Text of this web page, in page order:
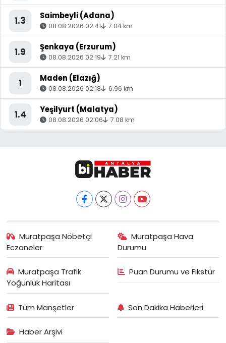
1.3 Saimbeyli (Adana)
08.08.2026 02:41 7.04 km
1.9 Şenkaya (Erzurum)
08.08.2026 02:19 7.21 km
1 Maden (Elazığ)
08.08.2026 02:18 6.96 km
1.4 Yeşilyurt (Malatya)
08.08.2026 02:06 7.08 km
Muratpaşa Nöbetçi
Eczaneler
Muratpaşa Hava
Durumu
Muratpaşa Trafik
Yoğunluk Haritası
Puan Durumu ve Fikstür
Tüm Manşetler Son Dakika Haberleri
Haber Arşivi